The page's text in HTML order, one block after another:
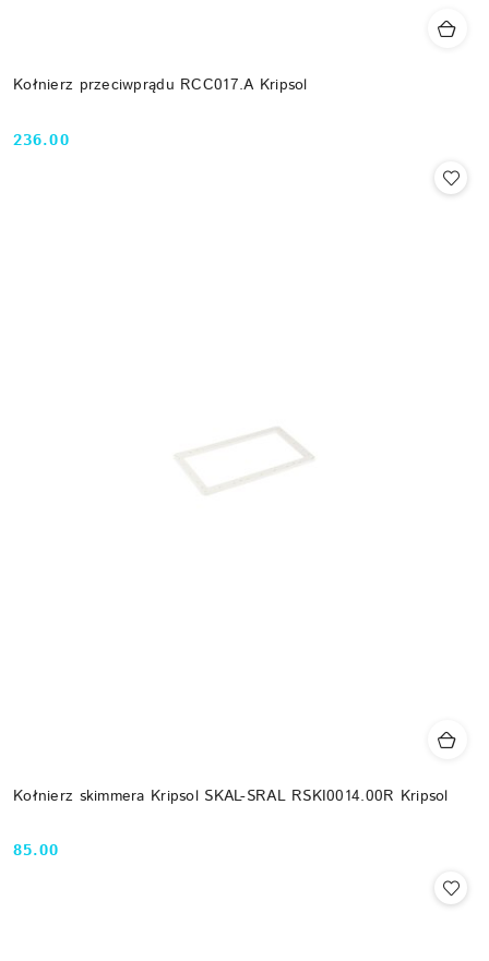
Kołnierz przeciwprądu RCC017.A Kripsol
Cena:
236.00
Kołnierz skimmera Kripsol SKAL-SRAL RSKI0014.00R Kripsol
Cena:
85.00